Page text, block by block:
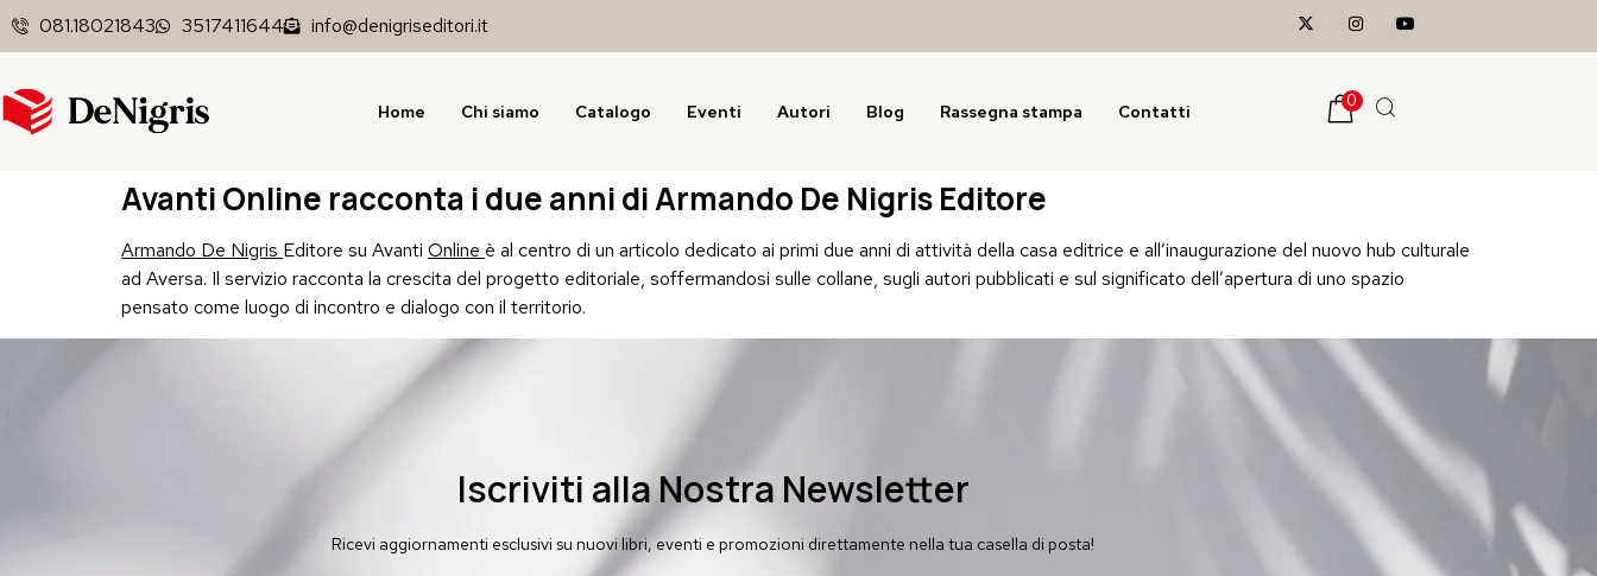
081.18021843 3517411644 info@denigriseditori.it
Home Chi siamo Catalogo Eventi Autori Blog Rassegna stampa Contatti
0
Avanti Online racconta i due anni di Armando De Nigris Editore
Armando De Nigris Editore su Avanti Online è al centro di un articolo dedicato ai primi due anni di attività della casa editrice e all’inaugurazione del nuovo hub culturale
ad Aversa. Il servizio racconta la crescita del progetto editoriale, soffermandosi sulle collane, sugli autori pubblicati e sul significato dell’apertura di uno spazio
pensato come luogo di incontro e dialogo con il territorio.
Iscriviti alla Nostra Newsletter
Ricevi aggiornamenti esclusivi su nuovi libri, eventi e promozioni direttamente nella tua casella di posta!